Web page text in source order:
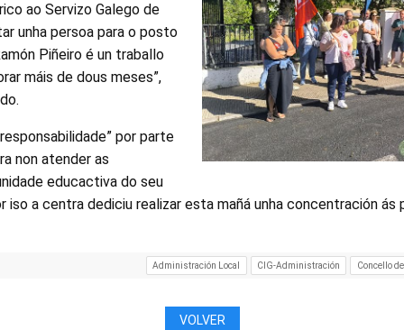
ao Servizo Galego de
unha persoa para o posto
Piñeiro é un traballo
máis de dous meses”,
por parte
non atender as
educactiva do seu
iso a centra dediciu realizar esta mañá unha concentración
Administración Local CIG-Administración Concello
VOLVER